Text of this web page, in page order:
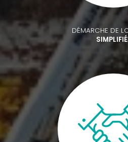
DÉMARCHE DE